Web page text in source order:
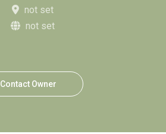
not set
not set
Contact Owner